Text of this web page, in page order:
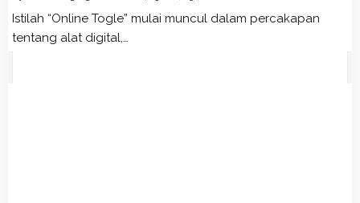
Istilah “Online Togle” mulai muncul dalam percakapan
tentang alat digital,…